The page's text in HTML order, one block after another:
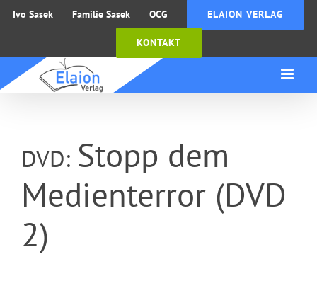
ZumIvo Sasek Familie Sasek OCG ELAION VERLAG
KONTAKT
DVD: Stopp dem
Medienterror (DVD
2)